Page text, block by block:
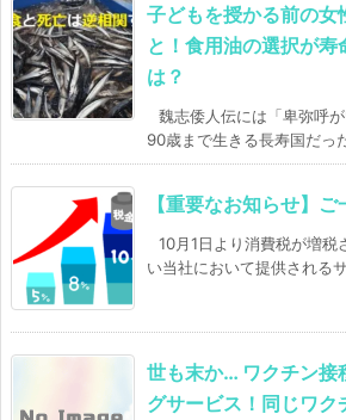
子どもを授かる前の女
と！食用油の選択が寿
は？
魏志倭人伝には「卑弥呼
90歳まで生きる長寿国だっ
【重要なお知らせ】ご
10月1日より消費税が増税
い当社において提供される
世も末か… ワクチン接
グサービス！同じワク